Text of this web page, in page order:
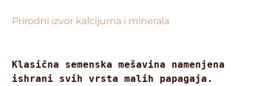
Prirodni izvor kalcijuma i minerala
Klasična semenska mešavina namenjena
ishrani svih vrsta malih papagaja.